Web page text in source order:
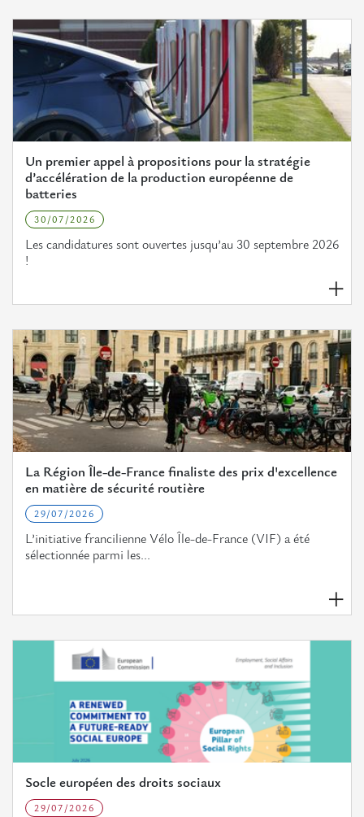
Un premier appel à propositions pour la stratégie
d’accélération de la production européenne de
batteries
30/07/2026
Les candidatures sont ouvertes jusqu’au 30 septembre 2026
!
La Région Île-de-France finaliste des prix d'excellence
en matière de sécurité routière
29/07/2026
L’initiative francilienne Vélo Île-de-France (VIF) a été
sélectionnée parmi les...
Socle européen des droits sociaux
29/07/2026
Evénements
Evénements
européens
L’Île-
de-
France
Europe
Projets
européens
Positions
franciliennes
Contact